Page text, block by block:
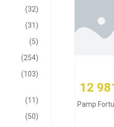
(32)
(31)
(5)
(254)
(103)
(11)
(50)
12
Pamp